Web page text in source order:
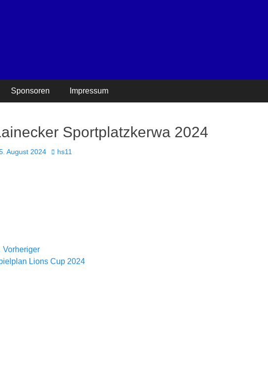
Sponsoren Impressum
Sportplatzkerwa 2024
August 2024 Autor
hs11
Vorheriger
Lions Cup 2024